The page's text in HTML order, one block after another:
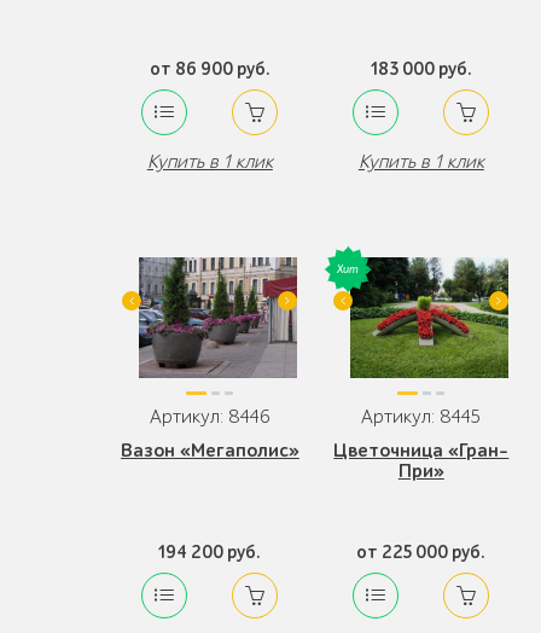
от 86 900 руб.
Купить в 1 клик
183 000 руб.
Купить в 1 клик
Артикул: 8446
Вазон «Мегаполис»
194 200 руб.
Артикул: 8445
Цветочница «Гран-
При»
от 225 000 руб.